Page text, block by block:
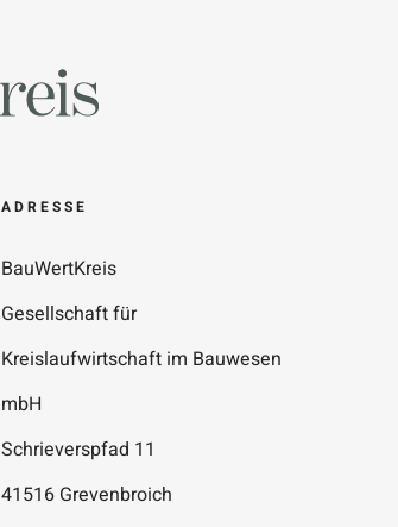
ADRESSE
BauWertKreis
Gesellschaft für
Kreislaufwirtschaft im Bauwesen
mbH
Schrieverspfad 11
41516 Grevenbroich